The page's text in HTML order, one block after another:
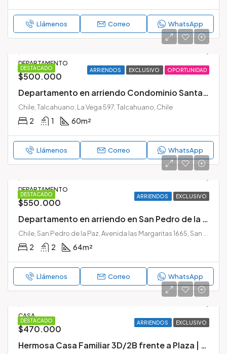
Llámenos Correo WhatsApp
DESTACADO ARRIENDOS EXCLUSIVO OPORTUNIDAD
DEPARTAMENTO
$500.000
Departamento en arriendo Condominio Santa Leonor Talcahuano
Chile, Talcahuano, La Vega 597, Talcahuano, Chile
2 1 60m²
Llámenos Correo WhatsApp
DESTACADO ARRIENDOS EXCLUSIVO
DEPARTAMENTO
$550.000
Departamento en arriendo en San Pedro de la Paz | 2 dormitorios + 2 estacionamientos | Huertos Familiares
2 2 64m²
Llámenos Correo WhatsApp
DESTACADO ARRIENDOS EXCLUSIVO
CASA
$470.000
Hermosa Casa Familiar 3D/2B frente a Plaza | Portal San Pedro, San Pedro de la Paz